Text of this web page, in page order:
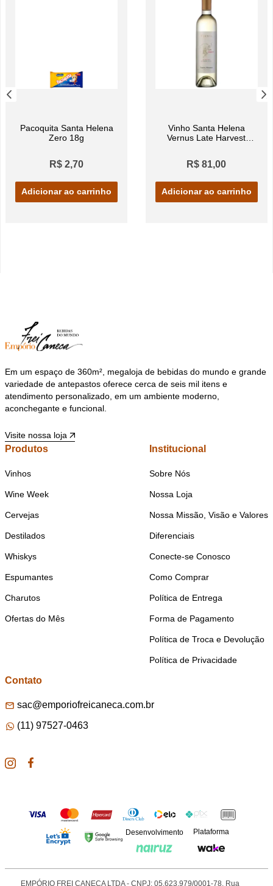
Pacoquita Santa Helena
Zero 18g
R$ 2,70
Adicionar ao carrinho
Vinho Santa Helena
Vernus Late Harvest
R$ 81,00
Adicionar ao carrinho
Em um espaço de 360m², megaloja de bebidas do mundo e grande
variedade de antepastos oferece cerca de seis mil itens e
atendimento personalizado, em um ambiente moderno,
aconchegante e funcional.
Visite nossa loja
Produtos
Vinhos
Wine Week
Cervejas
Destilados
Whiskys
Espumantes
Charutos
Ofertas do Mês
Institucional
Sobre Nós
Nossa Loja
Nossa Missão, Visão e Valores
Diferenciais
Conecte-se Conosco
Como Comprar
Política de Entrega
Forma de Pagamento
Política de Troca e Devolução
Política de Privacidade
Contato
sac@emporiofreicaneca.com.br
(11) 97527-0463
Desenvolvimento Plataforma
EMPÓRIO FREI CANECA LTDA - CNPJ: 05.623.979/0001-78. Rua